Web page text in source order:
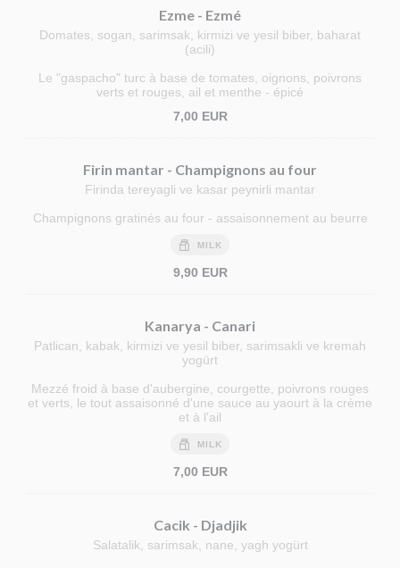
Ezme - Ezmé
Domates, sogan, sarimsak, kirmizi ve yesil biber, baharat
(acili)
Le "gaspacho" turc à base de tomates, oignons, poivrons
verts et rouges, ail et menthe - épicé
7,00 EUR
Firin mantar - Champignons au four
Firinda tereyagli ve kasar peynirli mantar
Champignons gratinés au four - assaisonnement au beurre
MILK
9,90 EUR
Kanarya - Canari
Patlican, kabak, kirmizi ve yesil biber, sarimsakli ve kremah
yogürt
Mezzé froid à base d'aubergine, courgette, poivrons rouges
et verts, le tout assaisonné d'une sauce au yaourt à la crème
et à l'ail
MILK
7,00 EUR
Cacik - Djadjik
Salatalik, sarimsak, nane, yagh yogürt